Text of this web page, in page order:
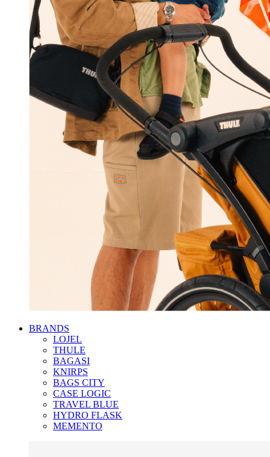
BRANDS
LOJEL
THULE
BAGASI
KNIRPS
BAGS CITY
CASE LOGIC
TRAVEL BLUE
HYDRO FLASK
MEMENTO